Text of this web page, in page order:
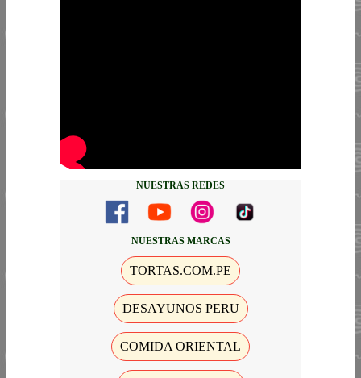
NUESTRAS REDES
NUESTRAS MARCAS
TORTAS.COM.PE
DESAYUNOS PERU
COMIDA ORIENTAL